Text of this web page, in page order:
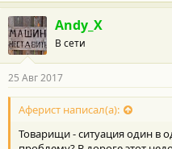
Andy_X
В сети
25 Авг 2017
Аферист написал(а):
Товарищи - ситуация один в